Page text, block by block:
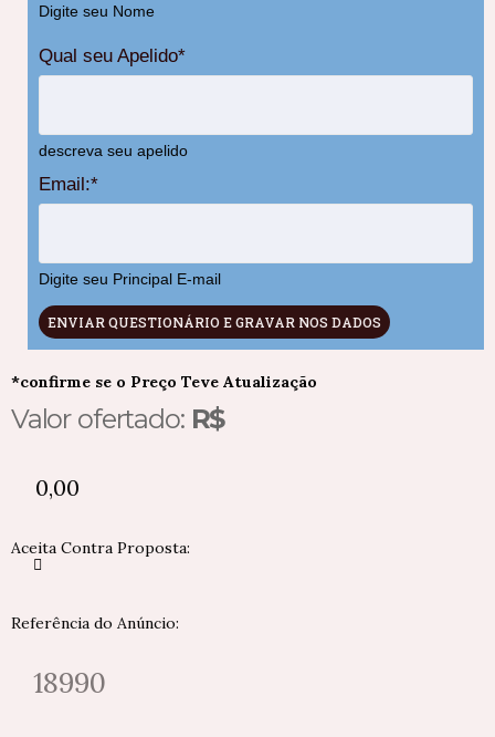
Digite seu Nome
Qual seu Apelido*
descreva seu apelido
Email:*
Digite seu Principal E-mail
ENVIAR QUESTIONÁRIO E GRAVAR NOS DADOS
*confirme se o Preço Teve Atualização
Valor ofertado: R$
0,00
Aceita Contra Proposta:
Referência do Anúncio:
18990